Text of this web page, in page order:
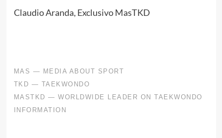
Claudio Aranda, Exclusivo MasTKD